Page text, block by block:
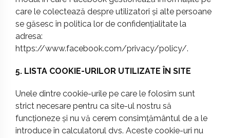
care le colectează despre utilizatori și alte persoane
se găsesc în politica lor de confidențialitate la
adresa:
https://www.facebook.com/privacy/policy/.
5. LISTA COOKIE-URILOR UTILIZATE ÎN SITE
Unele dintre cookie-urile pe care le folosim sunt
strict necesare pentru ca site-ul nostru să
funcționeze și nu vă cerem consimțământul de a le
introduce în calculatorul dvs. Aceste cookie-uri nu